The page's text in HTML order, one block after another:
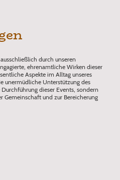
durch unseren
ehrenamtliche Wirken dieser
Aspekte im Alltag unseres
unermüdliche Unterstützung des
dieser Events, sondern
Gemeinschaft und zur Bereicherung